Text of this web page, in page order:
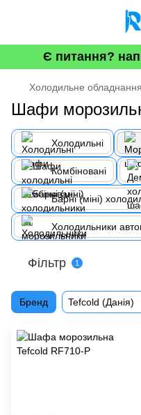
Є питання?
Холодильне обладнання
Шафи
Холодильні
Комбіновані
Барні (міні)
Холодильники
Фільтр 1
Бренд Tefcold (Данія)